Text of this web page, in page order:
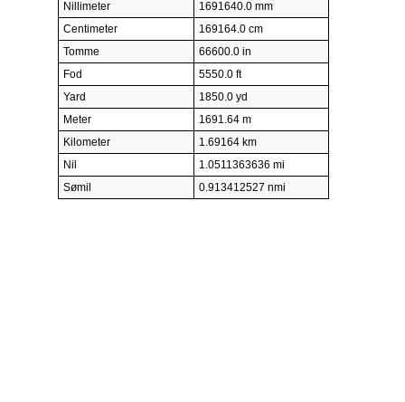
Nillimeter
1691640.0 mm
Centimeter
169164.0 cm
Tomme
66600.0 in
Fod
5550.0 ft
Yard
1850.0 yd
Meter
1691.64 m
Kilometer
1.69164 km
Nil
1.0511363636 mi
Sømil
0.913412527 nmi